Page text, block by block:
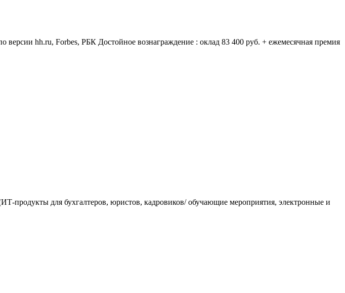
hh.ru, Forbes, РБК Достойное вознаграждение : оклад 83 400 руб. + ежемесячная премия
продукты для бухгалтеров, юристов, кадровиков/ обучающие мероприятия, электронные и